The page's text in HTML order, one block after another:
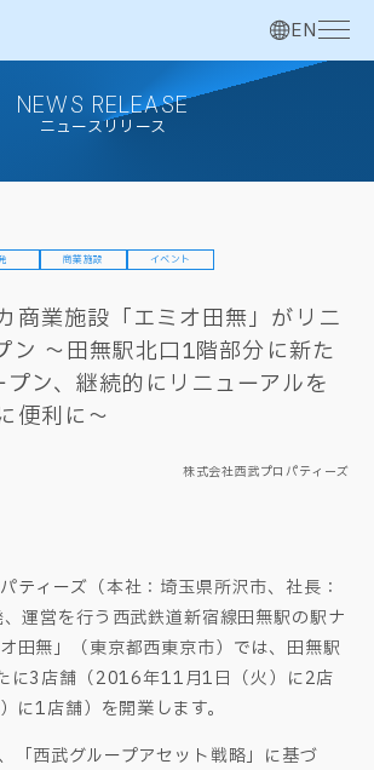
EN
NEWS RELEASE
ニュースリリース
商業施設 イベント
商業施設「エミオ田無」がリニ
ン ～田無駅北口1階部分に新た
ン、継続的にリニューアルを
便利に～
株式会社西武プロパティーズ
ティーズ（本社：埼玉県所沢市、社長：
運営を行う西武鉄道新宿線田無駅の駅ナ
田無」（東京都西東京市）では、田無駅
に3店舗（2016年11月1日（火）に2店
に1店舗）を開業します。
「西武グループアセット戦略」に基づ